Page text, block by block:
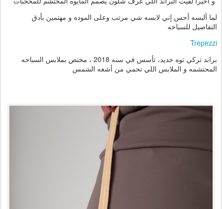
التفاصيل للسباحه
Trepezzi
براند تركي توه جديد، تأسس في سنه 2018 ، مختص بملابس السباحه
المحتشمه و الملابس اللي تحمي من أشعه الشمس